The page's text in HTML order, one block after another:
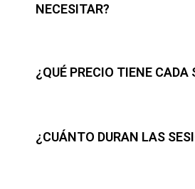
NECESITAR?
¿QUÉ PRECIO TIENE CADA
¿CUÁNTO DURAN LAS